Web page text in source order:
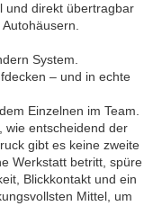
und direkt übertragbar
System.
– und in echte
Einzelnen im Team.
wie entscheidend der
gibt es keine zweite
Werkstatt betritt, spüre
Blickkontakt und ein
Mittel, um